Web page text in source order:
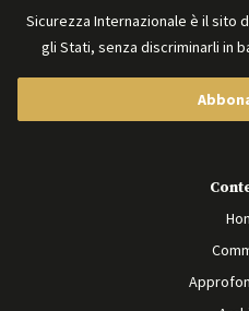
Sicurezza Internazionale è il sito
gli Stati, senza discriminarli in